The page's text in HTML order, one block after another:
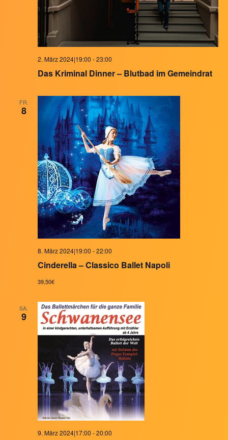
Das Kriminal Dinner – Blutbad im Gemeindrat
2. März 2024|19:00 -23:00
FR.
8
Cinderella – Classico Ballet Napoli
8. März 2024|19:00 -22:00
39,50€
SA.
9
9. März 2024|17:00 -20:00